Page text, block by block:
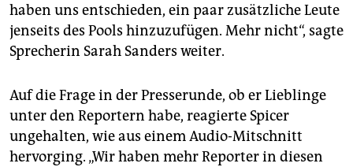
haben uns entschieden, ein paar zusätzliche Leute
jenseits des Pools hinzuzufügen. Mehr nicht“, sagte
Sprecherin Sarah Sanders weiter.
Auf die Frage in der Presserunde, ob er Lieblinge
unter den Reportern habe, reagierte Spicer
ungehalten, wie aus einem Audio-Mitschnitt
hervorging. „Wir haben mehr Reporter in diesen